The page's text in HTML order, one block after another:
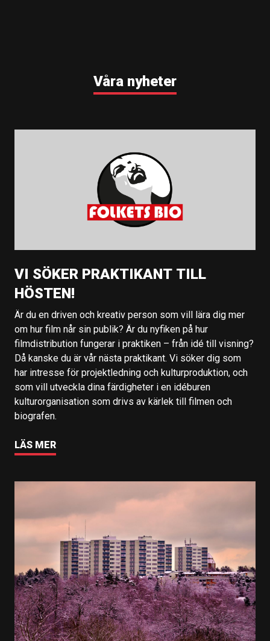
Våra nyheter
VI SÖKER PRAKTIKANT TILL
HÖSTEN!
Är du en driven och kreativ person som vill lära dig mer
om hur film når sin publik? Är du nyfiken på hur
filmdistribution fungerar i praktiken – från idé till visning?
Då kanske du är vår nästa praktikant. Vi söker dig som
har intresse för projektledning och kulturproduktion, och
som vill utveckla dina färdigheter i en idéburen
kulturorganisation som drivs av kärlek till filmen och
biografen.
LÄS MER